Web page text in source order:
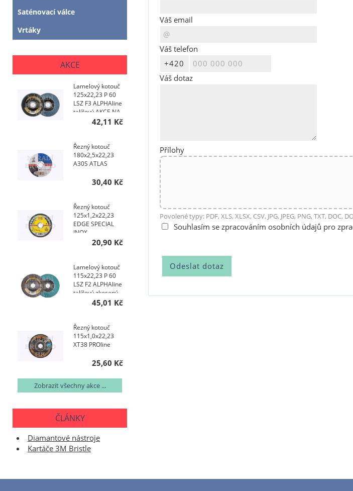
Váš email
Váš telefon
Váš dotaz
Přílohy
Povolené typy: PDF, XLS, XLSX, CSV, JPG, JPEG, PNG, TXT,
Souhlasím se zpracováním osobních údajů pro
Saténovací válce
Vrtáky
AKCE
Lamelový kotouč
125x22,23 P 60
LSZ F3 ALPHAline
talířový AKCE NA
200 KS42,11 Kč
Řezný kotouč
180x2,5x22,23
A30S ATLAS
30,40 Kč
Řezný kotouč
125x1,2x22,23
EDGE SPECIAL
INOX
20,90 Kč
Lamelový kotouč
115x22,23 P 60
LSZ F2 ALPHAline
talířový zkosený
AKCE NA 200 KS
45,01 Kč
Řezný kotouč
115x1,0x22,23
XT38 PROline
25,60 Kč
Zobrazit všechny akce ...
ČLÁNKY
Diamantové nástroje
Kartáče 3M Bristle